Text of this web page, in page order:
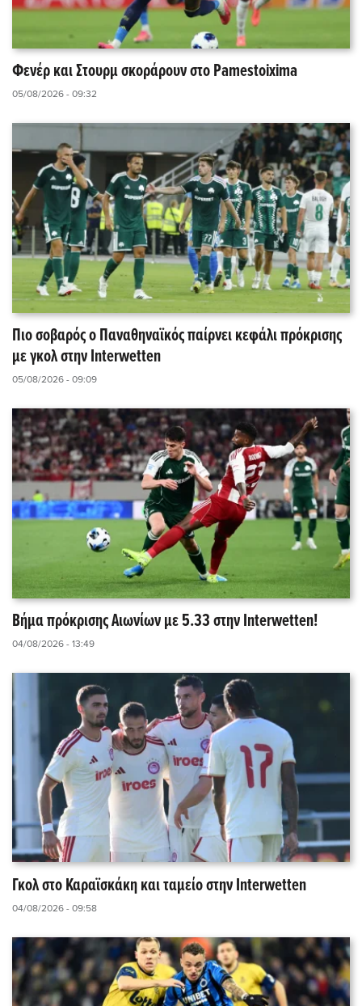
Φενέρ και Στουρμ σκοράρουν στο Pamestoixima
05/08/2026 - 09:32
Πιο σοβαρός ο Παναθηναϊκός παίρνει κεφάλι πρόκρισης
με γκολ στην Interwetten
05/08/2026 - 09:09
Βήμα πρόκρισης Αιωνίων με 5.33 στην Interwetten!
04/08/2026 - 13:49
Γκολ στο Καραϊσκάκη και ταμείο στην Interwetten
04/08/2026 - 09:58